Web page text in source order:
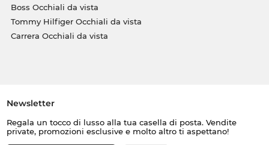
Boss Occhiali da vista
Tommy Hilfiger Occhiali da vista
Carrera Occhiali da vista
Newsletter
Regala un tocco di lusso alla tua casella di posta. Vendite
private, promozioni esclusive e molto altro ti aspettano!